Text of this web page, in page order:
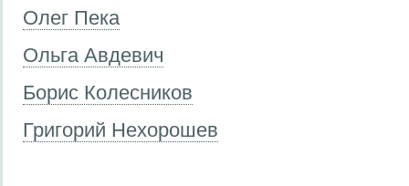
Олег Пека
Ольга Авдевич
Борис Колесников
Григорий Нехорошев